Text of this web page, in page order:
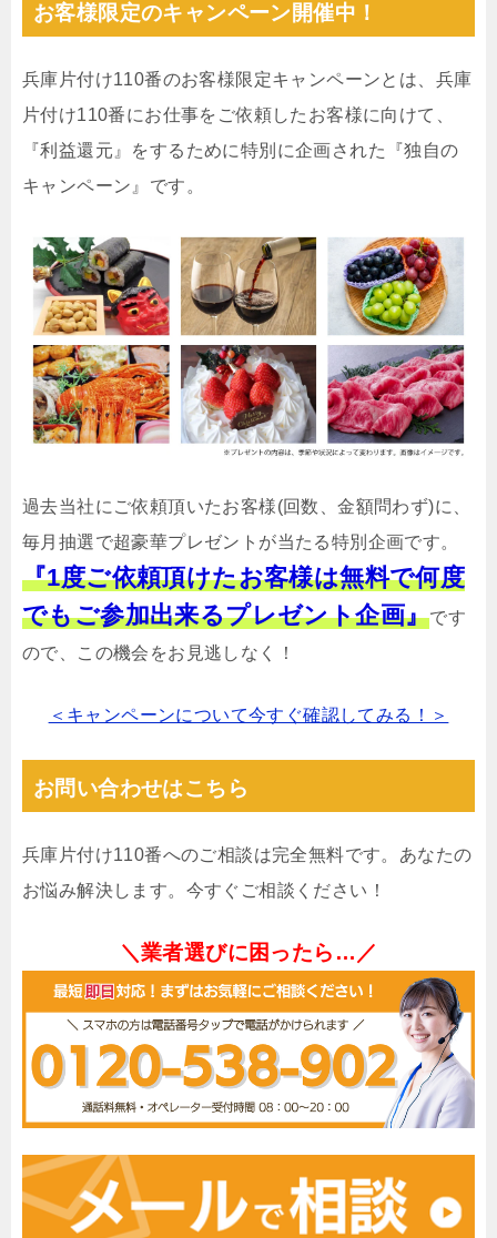
お客様限定のキャンペーン開催中！
兵庫片付け110番のお客様限定キャンペーンとは、兵庫
片付け110番にお仕事をご依頼したお客様に向けて、
『利益還元』をするために特別に企画された『独自の
キャンペーン』です。
過去当社にご依頼頂いたお客様(回数、金額問わず)に、
毎月抽選で超豪華プレゼントが当たる特別企画です。
『1度ご依頼頂けたお客様は無料で何度
でもご参加出来るプレゼント企画』です
ので、この機会をお見逃しなく！
＜キャンペーンについて今すぐ確認してみる！＞
お問い合わせはこちら
兵庫片付け110番へのご相談は完全無料です。あなたの
お悩み解決します。今すぐご相談ください！
＼業者選びに困ったら…／